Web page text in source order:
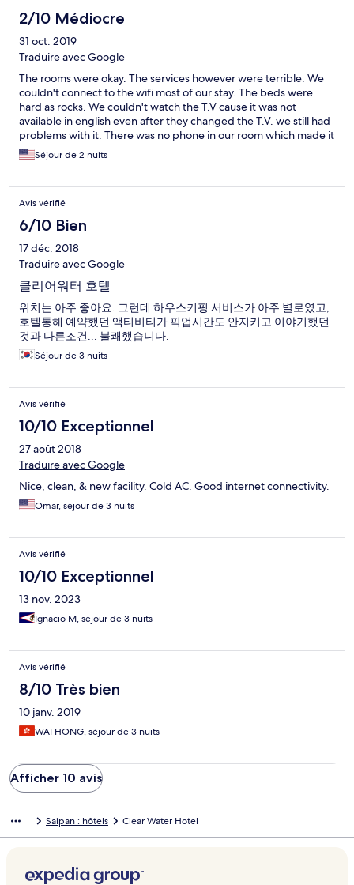
2/10 Médiocre
31 oct. 2019
Traduire avec Google
The rooms were okay. The services however were terrible. We
couldn't connect to the wifi most of our stay. The beds were
hard as rocks. We couldn't watch the T.V cause it was not
available in english even after they changed the T.V. we still had
problems with it. There was no phone in our room which made it
hard to ask for help. The front desk was always closed which
made it everything even harder. I would not recommend this
two of the staffs there namely Peter and Alan who were able to
come to the hotel and assist us during the late hours when we
had problems in our rooms.
Séjour de 2 nuits
Avis vérifié
6/10 Bien
17 déc. 2018
Traduire avec Google
클리어워터 호텔
위치는 아주 좋아요. 그런데 하우스키핑 서비스가 아주 별로였고,
호텔통해 예약했던 액티비티가 픽업시간도 안지키고 이야기했던
것과 다른조건... 불쾌했습니다.
Séjour de 3 nuits
Avis vérifié
10/10 Exceptionnel
27 août 2018
Traduire avec Google
Nice, clean, & new facility. Cold AC. Good internet connectivity.
Omar, séjour de 3 nuits
Avis vérifié
10/10 Exceptionnel
13 nov. 2023
Ignacio M, séjour de 3 nuits
Avis vérifié
8/10 Très bien
10 janv. 2019
WAI HONG, séjour de 3 nuits
Afficher 10 avis
Saipan : hôtels Clear Water Hotel